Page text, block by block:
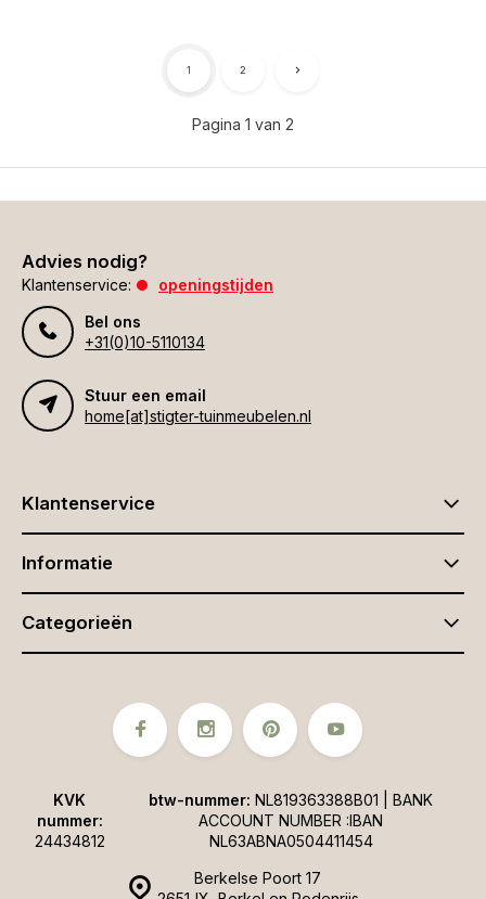
Pagina 1 van 2
1 2
Advies nodig?
Klantenservice:
openingstijden
Bel ons
+31(0)10-5110134
Stuur een email
home[at]stigter-tuinmeubelen.nl
Klantenservice
Informatie
Categorieën
Berkelse Poort 17
KVK
nummer:
24434812
btw-nummer: NL819363388B01 | BANK
ACCOUNT NUMBER :IBAN
NL63ABNA0504411454